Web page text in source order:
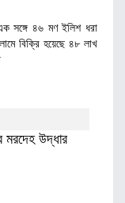
সঙ্গে ৪৬ মণ ইলিশ ধরা
বিক্রি হয়েছে ৪৮ লাখ
মরদেহ উদ্ধার